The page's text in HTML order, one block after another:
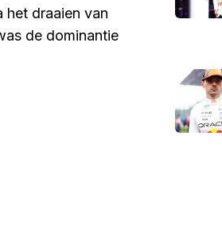
het draaien van
de dominantie